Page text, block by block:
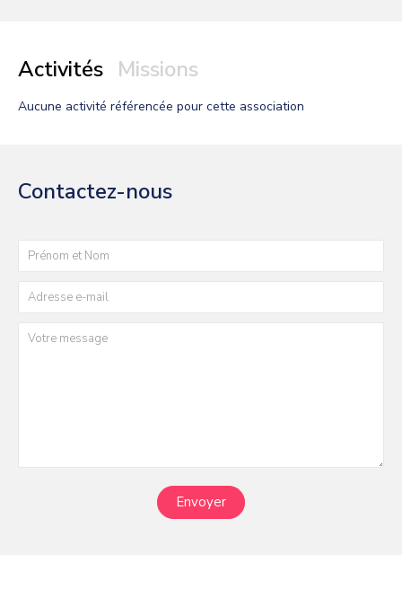
Activités Missions
Aucune activité référencée pour cette association
Contactez-nous
Envoyer